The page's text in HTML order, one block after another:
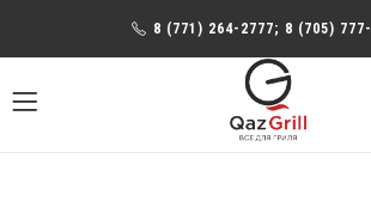
8 (771) 264-2777; 8 (705)